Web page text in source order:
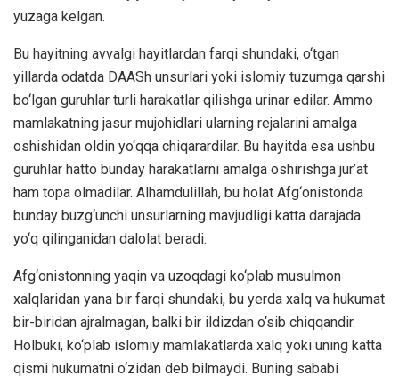
yuzaga kelgan.
Bu hayitning avvalgi hayitlardan farqi shundaki, o‘tgan
yillarda odatda DAASh unsurlari yoki islomiy tuzumga qarshi
bo‘lgan guruhlar turli harakatlar qilishga urinar edilar. Ammo
mamlakatning jasur mujohidlari ularning rejalarini amalga
oshishidan oldin yo‘qqa chiqarardilar. Bu hayitda esa ushbu
guruhlar hatto bunday harakatlarni amalga oshirishga jur’at
ham topa olmadilar. Alhamdulillah, bu holat Afg‘onistonda
bunday buzg‘unchi unsurlarning mavjudligi katta darajada
yo‘q qilinganidan dalolat beradi.
Afg‘onistonning yaqin va uzoqdagi ko‘plab musulmon
xalqlaridan yana bir farqi shundaki, bu yerda xalq va hukumat
bir-biridan ajralmagan, balki bir ildizdan o‘sib chiqqandir.
Holbuki, ko‘plab islomiy mamlakatlarda xalq yoki uning katta
qismi hukumatni o‘zidan deb bilmaydi. Buning sababi